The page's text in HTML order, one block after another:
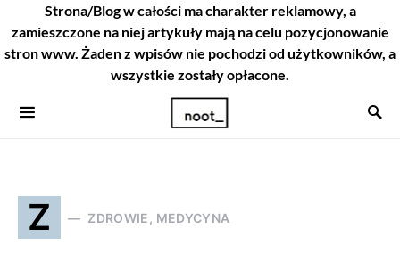
Strona/Blog w całości ma charakter reklamowy, a
zamieszczone na niej artykuły mają na celu pozycjonowanie
stron www. Żaden z wpisów nie pochodzi od użytkowników, a
wszystkie zostały opłacone.
Z ZDROWIE, MEDYCYNA